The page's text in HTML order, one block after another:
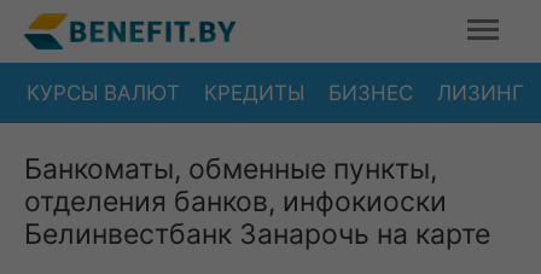
КУРСЫ ВАЛЮТ КРЕДИТЫ БИЗНЕС ЛИЗИНГ
Банкоматы, обменные пункты,
отделения банков, инфокиоски
Белинвестбанк Занарочь на карте